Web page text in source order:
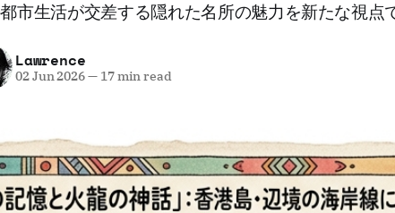
市生活が交差する隠れた名所の魅力を新たな視点
Lawrence
02 Jun 2026—17 min read